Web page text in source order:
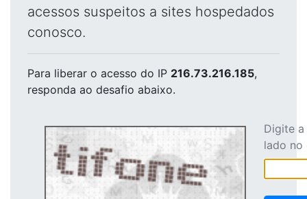
acessos suspeitos a sites hospedados
conosco.
Para liberar o acesso do IP 216.73.216.185,
responda ao desafio abaixo.
Digite
lado no